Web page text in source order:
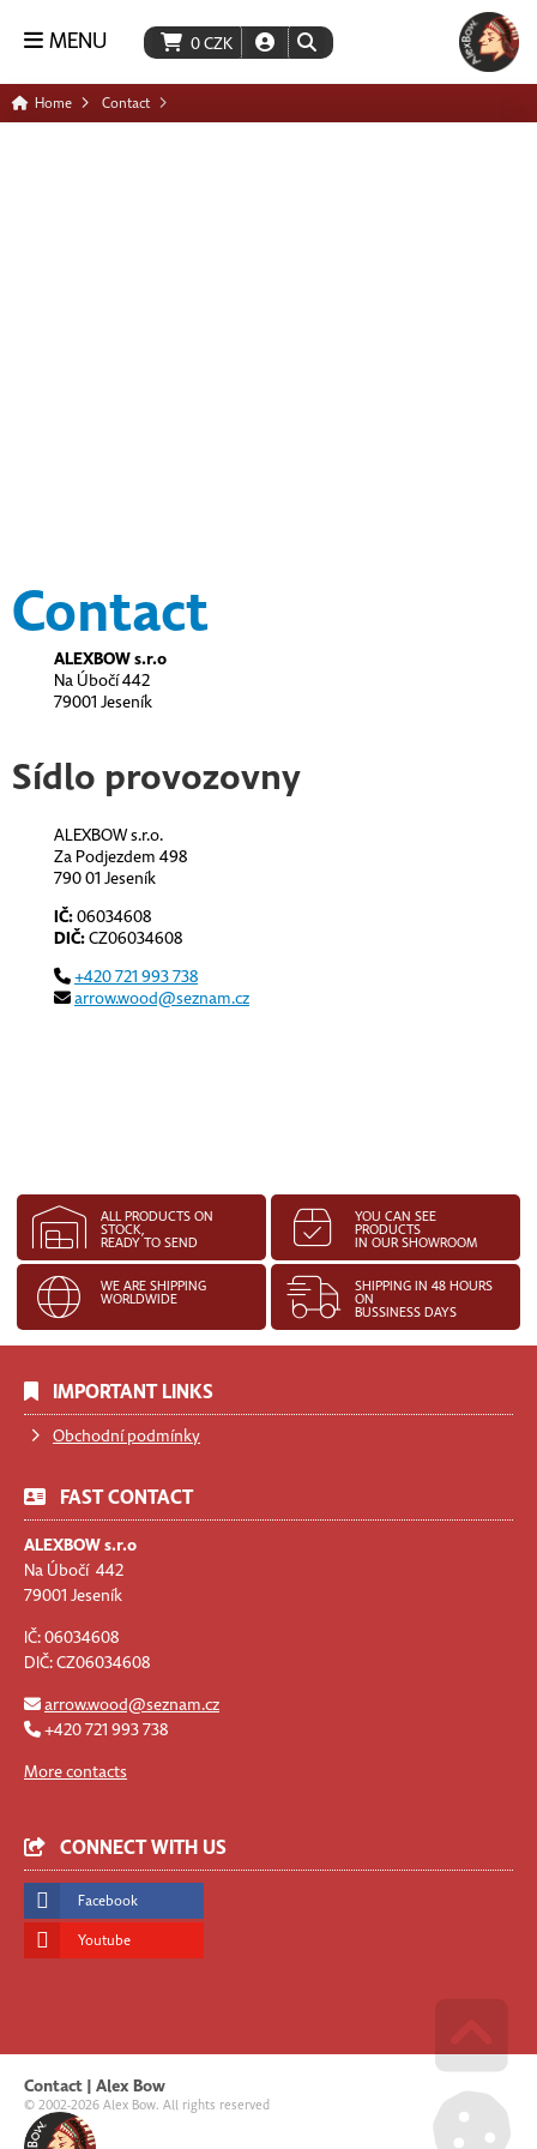
0CZK
MENU
Home Contact
Contact
ALEXBOW s.r.o
Na Úbočí 442
79001 Jeseník
Sídlo provozovny
ALEXBOW s.r.o.
Za Podjezdem 498
790 01 Jeseník
IČ:06034608
DIČ:CZ06034608
+420 721 993 738
arrow.wood@seznam.cz
ALL PRODUCTS ON
STOCK,
READY TO SEND
YOU CAN SEE
PRODUCTS
IN OUR SHOWROOM
WE ARE SHIPPING
WORLDWIDE
SHIPPING IN 48 HOURS
ON
BUSSINESS DAYS
IMPORTANT LINKS
Obchodní podmínky
FAST CONTACT
ALEXBOW s.r.o
Na Úbočí 442
79001 Jeseník
IČ: 06034608
DIČ: CZ06034608
arrow.wood@seznam.cz
+420 721 993 738
More contacts
CONNECT WITH US
Facebook
Youtube
Contact | Alex Bow
© 2002-2026 Alex Bow. All rights reserved Go